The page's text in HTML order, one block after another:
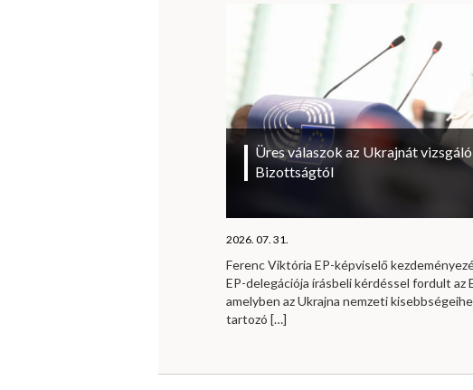
Üres válaszok az Ukrajnát
Bizottságtól
2026. 07. 31.
Ferenc Viktória EP-képviselő
EP-delegációja írásbeli kérdéssel fordult az
amelyben az Ukrajna nemzeti
tartozó […]